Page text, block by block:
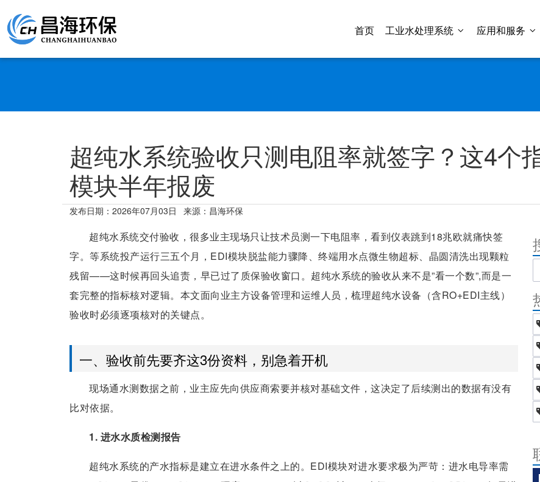
首页 工业水处理系统 应用和服务
超纯水系统验收只测电阻率就签字？这4个
模块半年报废
发布日期： 2026年07月03日 来源：昌海环保
超纯水系统交付验收，很多业主现场只让技术员测一下电阻率，看到仪表跳到18兆欧就痛快签
字。等系统投产运行三五个月，EDI模块脱盐能力骤降、终端用水点微生物超标、晶圆清洗出现颗粒
残留——这时候再回头追责，早已过了质保验收窗口。超纯水系统的验收从来不是”看一个数”,而是一
套完整的指标核对逻辑。本文面向业主方设备管理和运维人员，梳理超纯水设备（含RO+EDI主线）
验收时必须逐项核对的关键点。
一、验收前先要齐这3份资料，别急着开机
现场通水测数据之前，业主应先向供应商索要并核对基础文件，这决定了后续测出的数据有没有
比对依据。
1. 进水水质检测报告
超纯水系统的产水指标是建立在进水条件之上的。EDI模块对进水要求极为严苛：进水电导率需